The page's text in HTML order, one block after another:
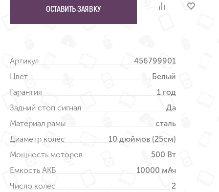
ОСТАВИТЬ ЗАЯВКУ
Артикул
456799901
Цвет
Белый
Гарантия
1 год
Задний стоп сигнал
Да
Материал рамы
сталь
Диаметр колёс
10 дюймов (25см)
Мощность моторов
500 Вт
Емкость АКБ
10000 мАч
Число колес
2